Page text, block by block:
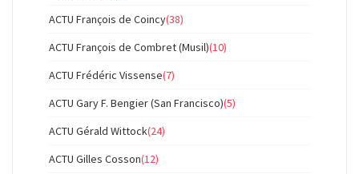
ACTU François de Coincy(38)
ACTU François de Combret (Musil)(10)
ACTU Frédéric Vissense(7)
ACTU Gary F. Bengier (San Francisco)(5)
ACTU Gérald Wittock(24)
ACTU Gilles Cosson(12)